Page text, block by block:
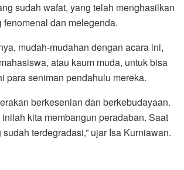
sudah wafat, yang telah menghasilkan
fenomenal dan melegenda.
mudah-mudahan dengan acara ini,
atau kaum muda, untuk bisa
para seniman pendahulu mereka.
berkesenian dan berkebudayaan.
kita membangun peradaban. Saat
terdegradasi,” ujar Isa Kurniawan.